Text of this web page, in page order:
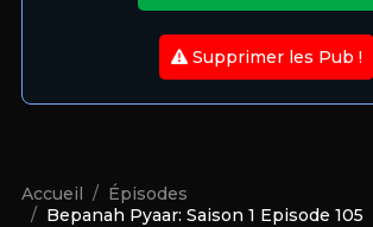
Supprimer les Pub !
Accueil
Épisodes
Bepanah Pyaar: Saison 1 Episode 105